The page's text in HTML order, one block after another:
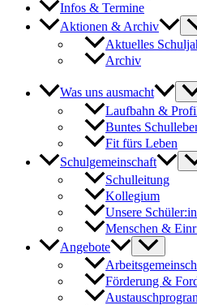
Infos & Termine
Aktionen & Archiv
Aktuelles
Archiv
Was uns ausmacht
Laufbahn &
Buntes
Fit fürs Leben
Schulgemeinschaft
Schulleitung
Kollegium
Unsere
Menschen &
Angebote
Förderung &